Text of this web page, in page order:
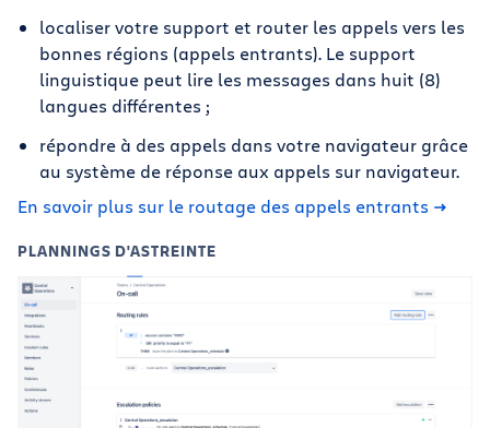
localiser votre support et router les appels vers les
bonnes régions (appels entrants). Le support
linguistique peut lire les messages dans huit (8)
langues différentes ;
répondre à des appels dans votre navigateur grâce
au système de réponse aux appels sur navigateur.
En savoir plus sur le routage des appels entrants
PLANNINGS D'ASTREINTE